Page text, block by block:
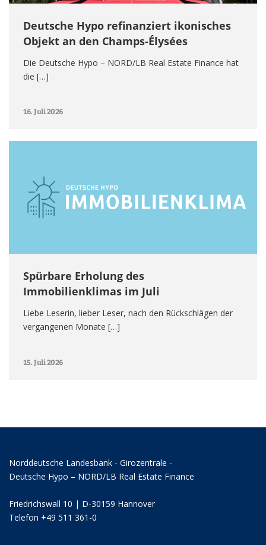
Deutsche Hypo refinanziert ikonisches
Objekt an den Champs-Élysées
Die Deutsche Hypo – NORD/LB Real Estate Finance hat
die […]
16. Juli 2026
Spürbare Erholung des
Immobilienklimas im Juli
Liebe Leserin, lieber Leser, nach den Rückschlägen der
vergangenen Monate […]
15. Juli 2026
Norddeutsche Landesbank - Girozentrale -
Deutsche Hypo – NORD/LB Real Estate Finance
Friedrichswall 10 | D-30159 Hannover
Telefon +49 511 361-0